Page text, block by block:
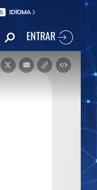
IDIOMA
ENTRAR